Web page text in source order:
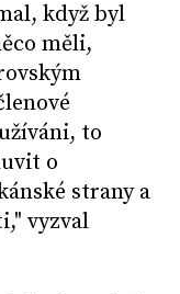
když byl
měli,
to
o
strany a
vyzval